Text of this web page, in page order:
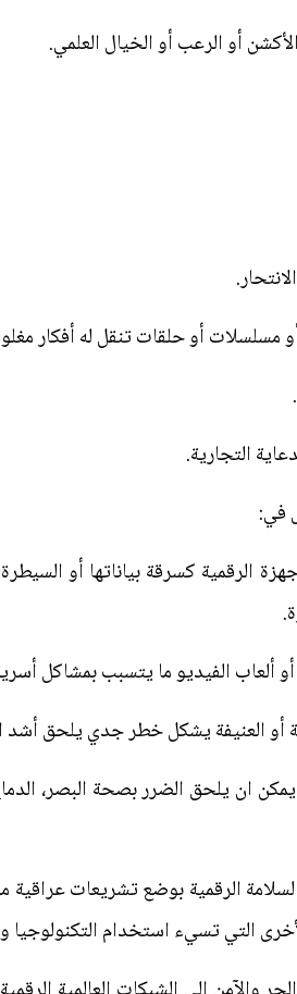
في:
الرقمية كسرقة بياناتها أو
ان يلحق الضرر بصحة البصر،
الرقمية بوضع تشريعات عراقية
التي تسيء استخدام التكنولوجيا